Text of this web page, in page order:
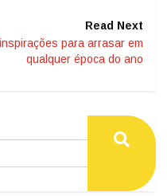
Read Next
para arrasar em
qualquer época do ano